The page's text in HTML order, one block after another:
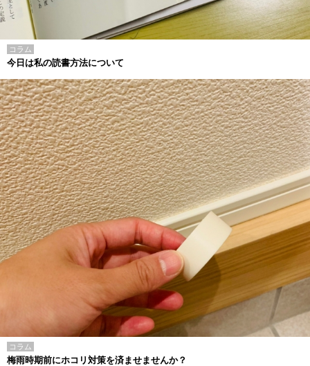
コラム
今日は私の読書方法について
コラム
梅雨時期前にホコリ対策を済ませませんか？